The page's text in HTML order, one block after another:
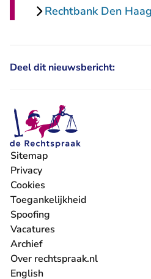
Rechtbank Den Haag
Deel dit nieuwsbericht:
Sitemap
Privacy
Cookies
Toegankelijkheid
Spoofing
Vacatures
- U verlaat Rechtspraak.nl
Archief
Over rechtspraak.nl
English